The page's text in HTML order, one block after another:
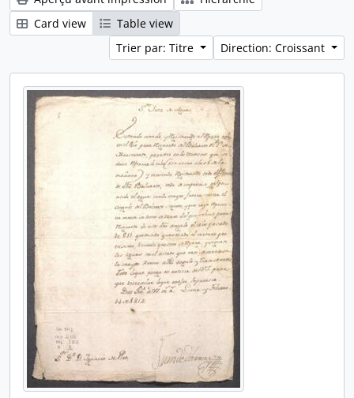
Card view
Table view
Trier par: Titre
Direction: Croissant